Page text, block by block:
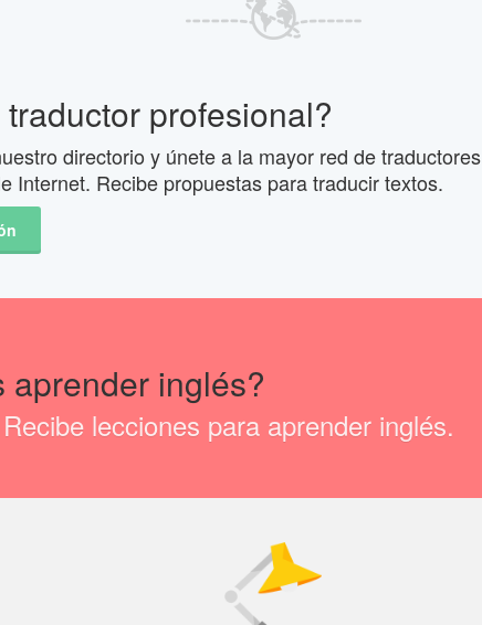
profesional?
directorio y únete a la mayor red de traductores
Internet. Recibe propuestas para traducir textos.
aprender inglés?
lecciones para aprender inglés.